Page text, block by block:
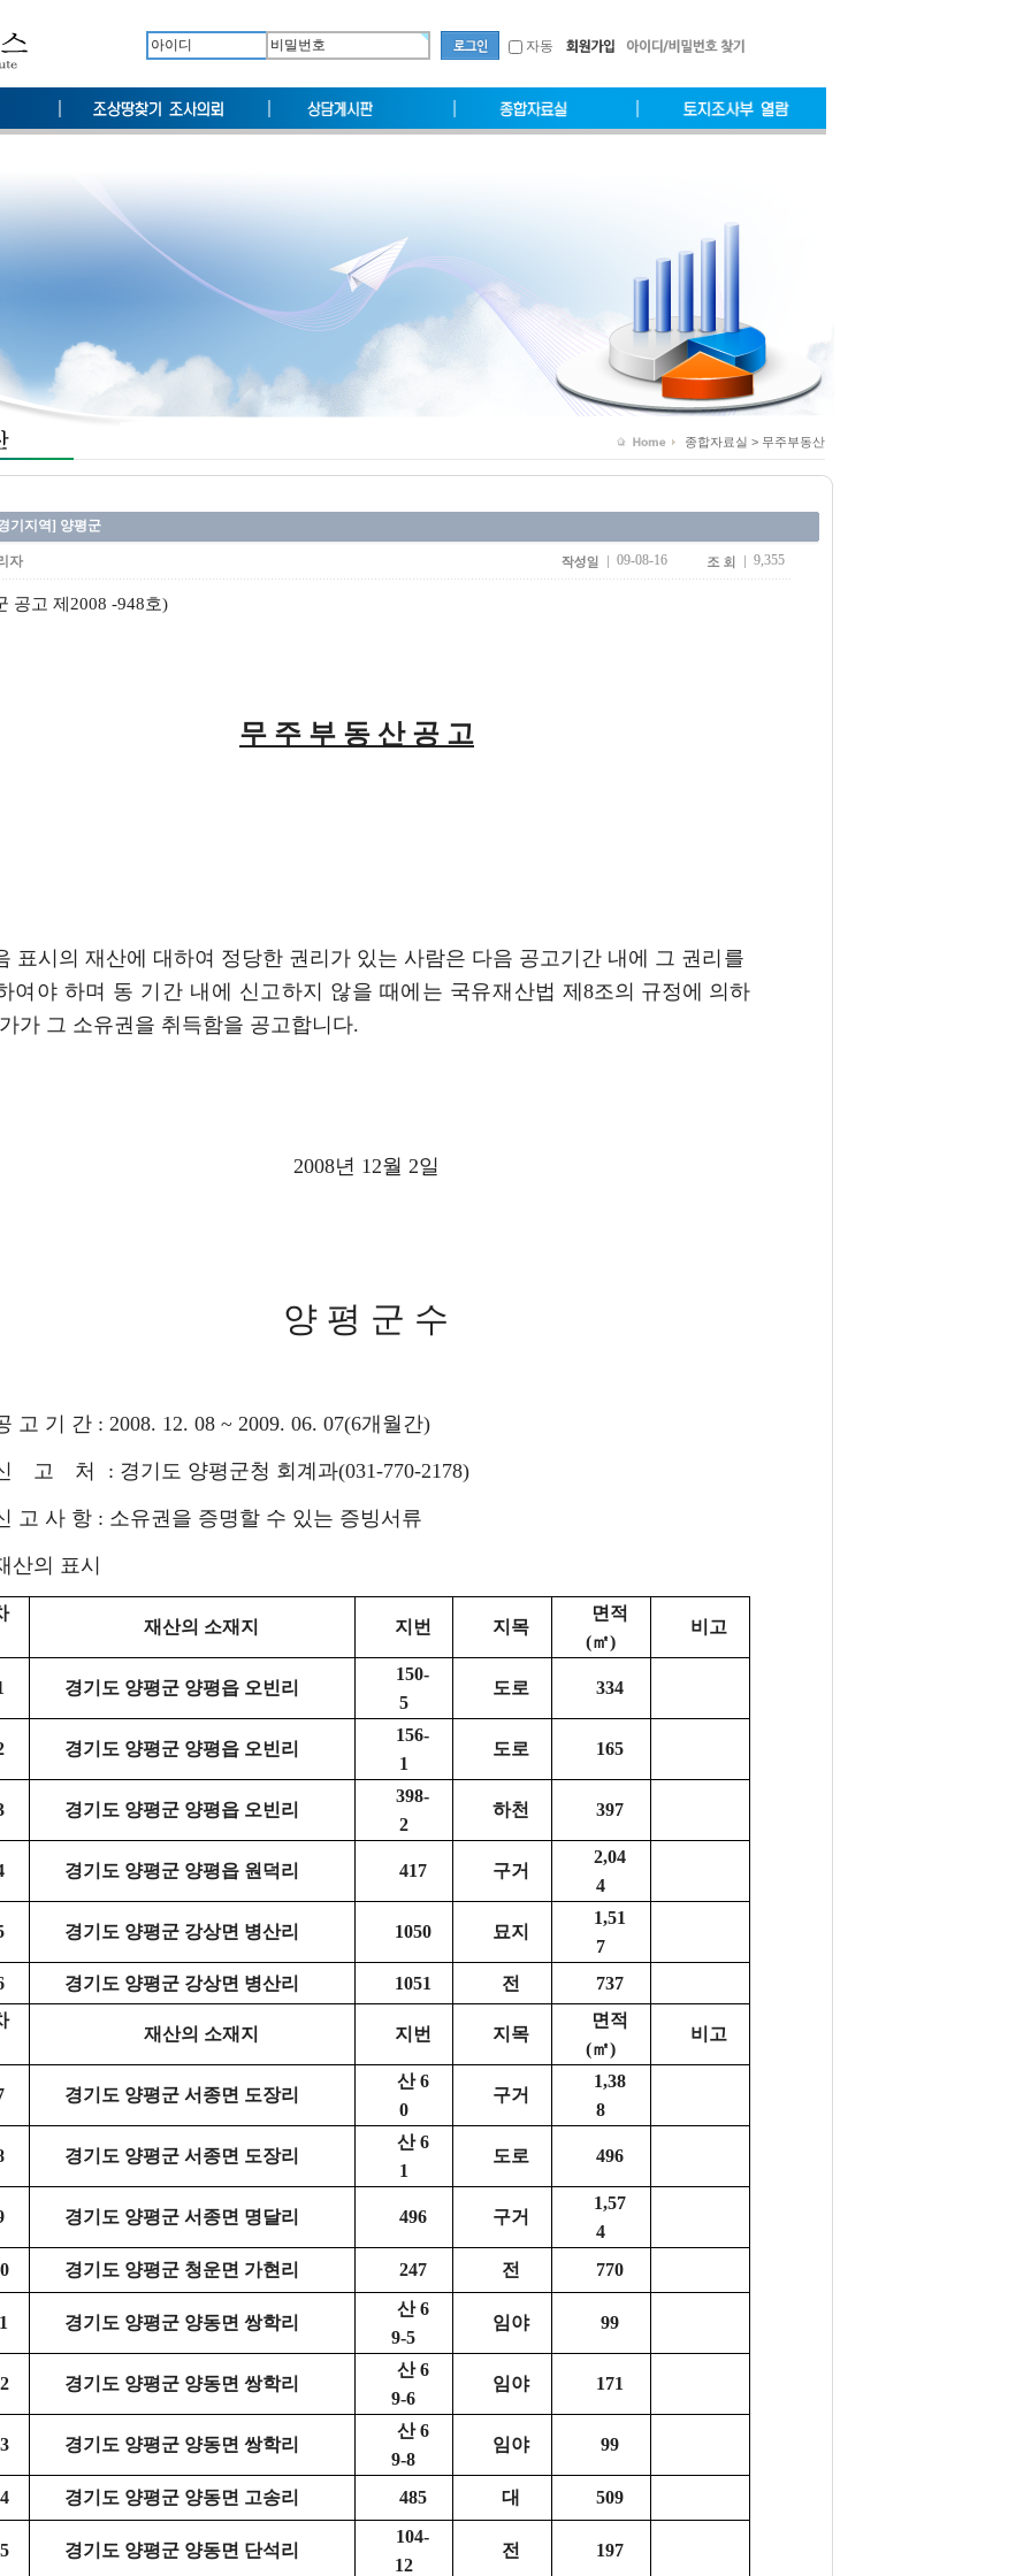
자동
종합자료실 > 무주부동산
기지역] 양평군
자 09-08-16 9,355
공고 제2008 -948호)
무 주 부 동 산 공 고
표시의 재산에 대하여 정당한 권리가 있는 사람은 다음 공고기간 내에 그 권리를
여야 하며 동 기간 내에 신고하지 않을 때에는 국유재산법 제8조의 규정에 의하
가 그 소유권을 취득함을 공고합니다.
2008년 12월 2일
양 평 군 수
고 기 간 : 2008. 12. 08 ~ 2009. 06. 07(6개월간)
고 처 : 경기도 양평군청 회계과(031-770-2178)
고 사 항 : 소유권을 증명할 수 있는 증빙서류
산의 표시
재산의 소재지 지번 지목
면적
(㎡)
비고
경기도 양평군 양평읍 오빈리
150-
5
도로 334
경기도 양평군 양평읍 오빈리
156-
1
도로 165
경기도 양평군 양평읍 오빈리
398-
2
하천 397
경기도 양평군 양평읍 원덕리 417 구거
2,04
4
경기도 양평군 강상면 병산리 1050 묘지
1,51
7
경기도 양평군 강상면 병산리 1051 전
737
재산의 소재지 지번 지목
면적
(㎡)
비고
경기도 양평군 서종면 도장리
산 6
0
구거
1,38
8
경기도 양평군 서종면 도장리
산 6
1
도로 496
경기도 양평군 서종면 명달리 496 구거
1,57
4
경기도 양평군 청운면 가현리 247 전 770
경기도 양평군 양동면 쌍학리
산 6
9-5
임야 99
경기도 양평군 양동면 쌍학리
산 6
9-6
임야 171
경기도 양평군 양동면 쌍학리
산 6
9-8
임야 99
경기도 양평군 양동면 고송리 485 대 509
경기도 양평군 양동면 단석리
104-
12
전 197